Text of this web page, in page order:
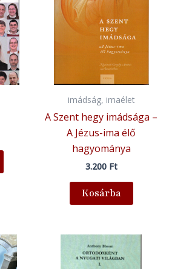
imádság, imaélet
A Szent hegy imádsága –
A Jézus-ima élő
hagyománya
3.200 Ft
Kosárba